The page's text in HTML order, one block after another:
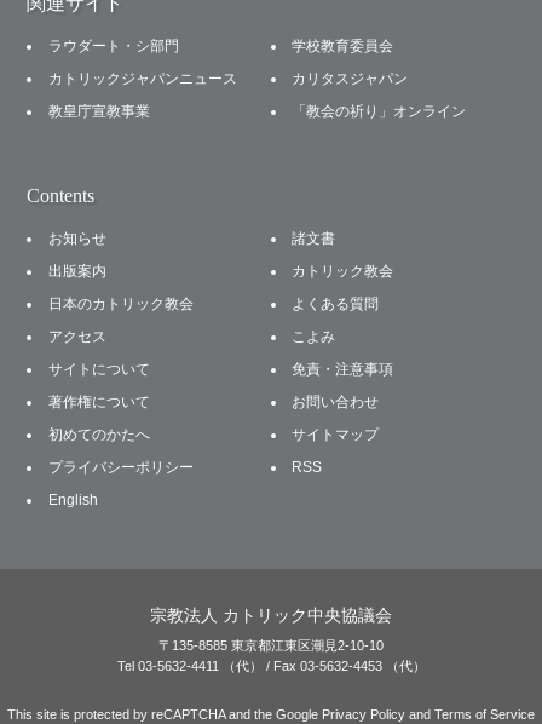
ラウダート・シ部門
学校教育委員会
カトリックジャパンニュース
カリタスジャパン
教皇庁宣教事業
「教会の祈り」オンライン
Contents
お知らせ
諸文書
出版案内
カトリック教会
日本のカトリック教会
よくある質問
アクセス
こよみ
サイトについて
免責・注意事項
著作権について
お問い合わせ
初めてのかたへ
サイトマップ
プライバシーポリシー
RSS
English
宗教法人 カトリック中央協議会
〒135-8585 東京都江東区潮見2-10-10
Tel 03-5632-4411 （代） / Fax 03-5632-4453 （代）
This site is protected by reCAPTCHA and the Google Privacy Policy and Terms of Service